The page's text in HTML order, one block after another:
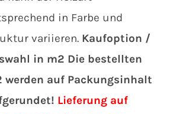
in Farbe und
variieren. Kaufoption /
in m2 Die bestellten
werden auf Packungsinhalt
Lieferung auf